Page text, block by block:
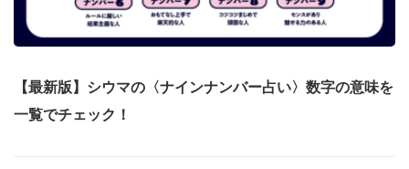
【最新版】シウマの〈ナインナンバー占い〉数字の意味を
一覧でチェック！